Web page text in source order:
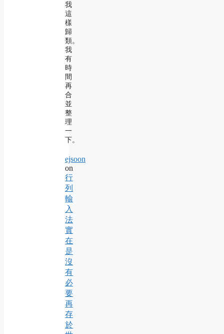
我
這
樣
歸
類。
我
有
時
間
再
合
並
整
理
一
下。
ejsoon
on
行
列
輸
入
法
實
在
是
沒
有
必
要
再
存
於